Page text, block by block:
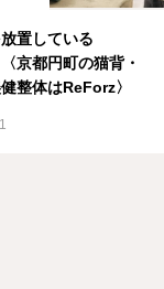
置している
京都円町の猫背・
整体はReForz〉